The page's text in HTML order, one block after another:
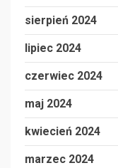
sierpień 2024
lipiec 2024
czerwiec 2024
maj 2024
kwiecień 2024
marzec 2024